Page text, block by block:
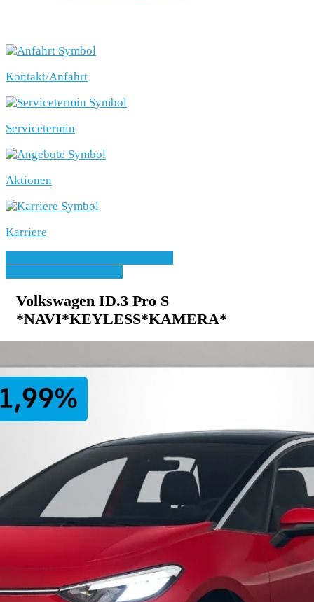
Kontakt/Anfahrt
Servicetermin
Aktionen
Karriere
Volkswagen ID.3 Pro S
*NAVI*KEYLESS*KAMERA*